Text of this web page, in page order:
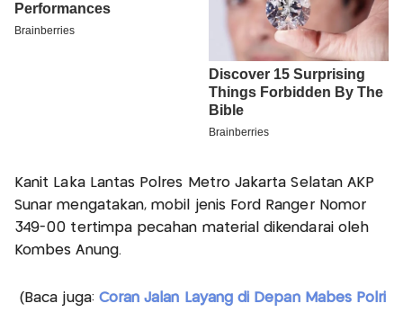
Kanit Laka Lantas Polres Metro Jakarta Selatan AKP
Sunar mengatakan, mobil jenis Ford Ranger Nomor
349-00 tertimpa pecahan material dikendarai oleh
Kombes Anung.
(Baca juga: Coran Jalan Layang di Depan Mabes Polri